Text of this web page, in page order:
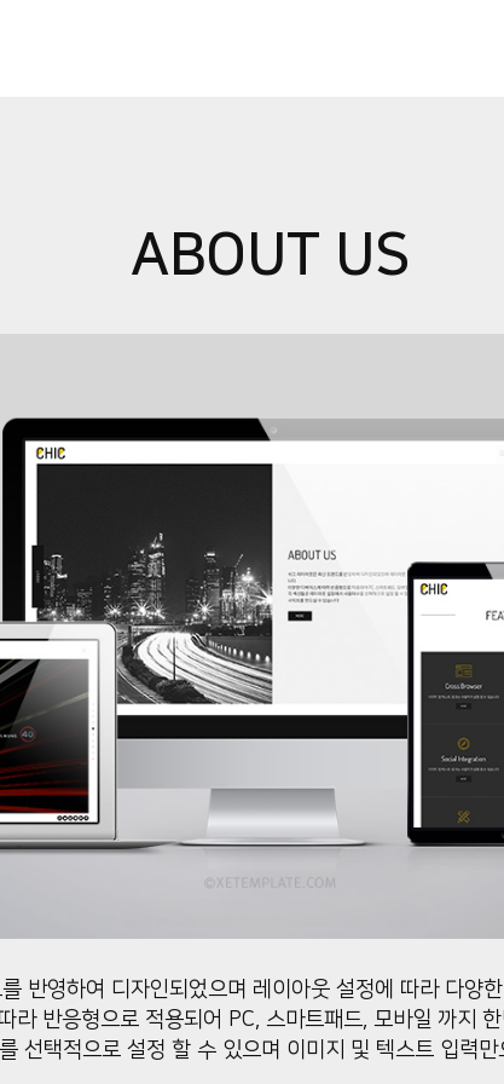
ABOUT US
반영하여 디자인되었으며 레이아웃 설정에 따라 다양
라 반응형으로 적용되어 PC, 스마트패드, 모바일 까지
선택적으로 설정 할 수 있으며 이미지 및 텍스트 입력